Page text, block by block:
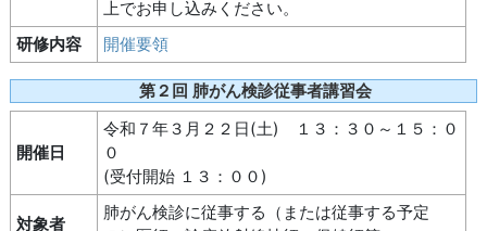
上でお申し込みください。
研修内容
開催要領
第２回 肺がん検診従事者講習会
開催日
令和７年３月２２日(土) １３：３０～１５：０
０
(受付開始 １３：００)
対象者
肺がん検診に従事する（または従事する予定